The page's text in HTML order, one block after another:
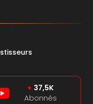
+ 37,5K
Abonnés